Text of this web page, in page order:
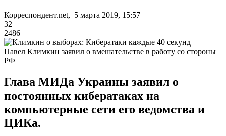
Корреспондент.net, 5 марта 2019, 15:57
32
2486
Павел Климкин заявил о вмешательстве в работу со стороны
РФ
Глава МИДа Украины заявил о
постоянных кибератаках на
компьютерные сети его ведомства и
ЦИКа.